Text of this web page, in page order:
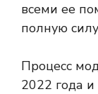
всеми ее
полную
Процесс
2022 года